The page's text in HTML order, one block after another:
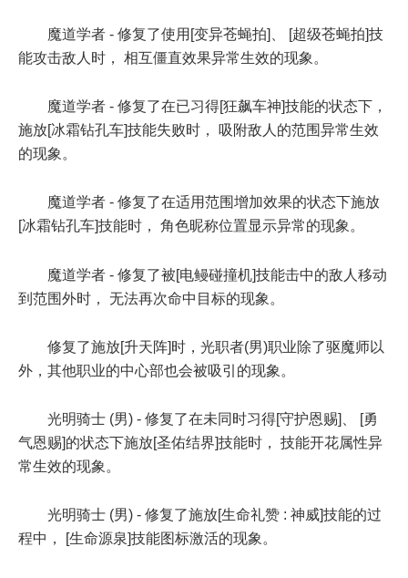
魔道学者 - 修复了使用[变异苍蝇拍]、 [超级苍蝇拍]技
能攻击敌人时， 相互僵直效果异常生效的现象。
魔道学者 - 修复了在已习得[狂飙车神]技能的状态下，
施放[冰霜钻孔车]技能失败时， 吸附敌人的范围异常生效
的现象。
魔道学者 - 修复了在适用范围增加效果的状态下施放
[冰霜钻孔车]技能时， 角色昵称位置显示异常的现象。
魔道学者 - 修复了被[电鳗碰撞机]技能击中的敌人移动
到范围外时， 无法再次命中目标的现象。
修复了施放[升天阵]时，光职者(男)职业除了驱魔师以
外，其他职业的中心部也会被吸引的现象。
光明骑士 (男) - 修复了在未同时习得[守护恩赐]、 [勇
气恩赐]的状态下施放[圣佑结界]技能时， 技能开花属性异
常生效的现象。
光明骑士 (男) - 修复了施放[生命礼赞 : 神威]技能的过
程中， [生命源泉]技能图标激活的现象。